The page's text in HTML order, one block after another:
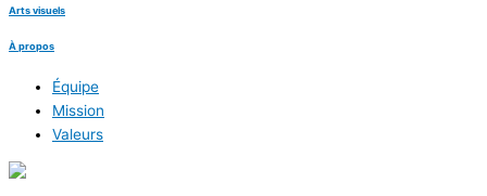
Arts visuels
À propos
Équipe
Mission
Valeurs